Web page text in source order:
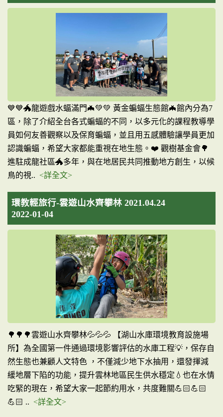
💙💙🐲龍遊戲水蝠滿門🦇💚💚 黃金蝙蝠生態館🦇館內分為7
區，除了介紹全台各式蝙蝠的不同，以多元化的課程教導學
員如何友善觀察以及保育蝙蝠，並且用五感體驗讓學員更加
認識蝙蝠，希望大家都能重視在地生態。❤️ 觀樹基金會🌳
進駐成龍社區🐲多年，與在地居民共同推動地方創生，以候
鳥的視.. <詳全文>
環教輕旅行-雲遊山水齊攀林 2021.04.24
2022-01-04
🌳🌳🌳雲遊山水齊攀林💦💦💦 【湖山水庫環境教育設施場
所】為全國第一件通過環境影響評估的水庫工程💡，保存自
然生態也兼顧人文特色 ，不僅減少地下水抽用，還發揮減
緩地層下陷的功能，提升雲林地區民生供水穩定💧也在水情
吃緊的現在，希望大家一起節約用水，共度難關💪🏻💪🏻
💪🏻 .. <詳全文>